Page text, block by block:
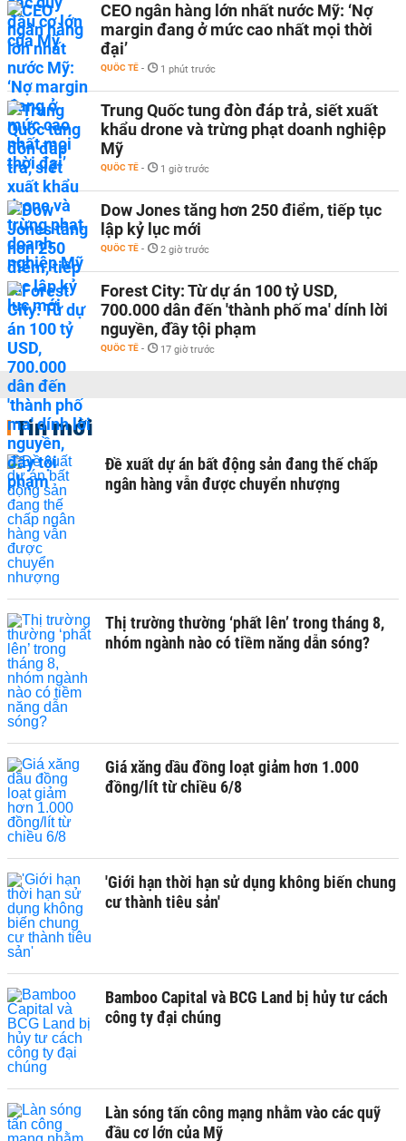
CEO ngân hàng lớn nhất nước Mỹ: ‘Nợ
margin đang ở mức cao nhất mọi thời
đại’
QUỐC TẾ - 1 phút trước
Trung Quốc tung đòn đáp trả, siết xuất
khẩu drone và trừng phạt doanh nghiệp
Mỹ
QUỐC TẾ - 1 giờ trước
Dow Jones tăng hơn 250 điểm, tiếp tục
lập kỷ lục mới
QUỐC TẾ - 2 giờ trước
Forest City: Từ dự án 100 tỷ USD,
700.000 dân đến 'thành phố ma' dính lời
nguyền, đầy tội phạm
QUỐC TẾ - 17 giờ trước
Tin mới
Đề xuất dự án bất động sản đang thế chấp
ngân hàng vẫn được chuyển nhượng
Thị trường thường ‘phất lên’ trong tháng 8,
nhóm ngành nào có tiềm năng dẫn sóng?
Giá xăng dầu đồng loạt giảm hơn 1.000
đồng/lít từ chiều 6/8
'Giới hạn thời hạn sử dụng không biến chung
cư thành tiêu sản'
Bamboo Capital và BCG Land bị hủy tư cách
công ty đại chúng
Làn sóng tấn công mạng nhằm vào các quỹ
đầu cơ lớn của Mỹ